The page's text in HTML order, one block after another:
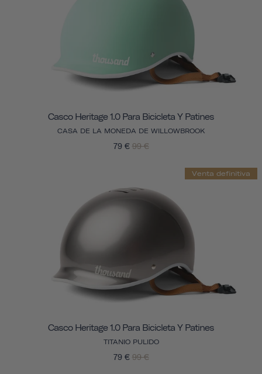
Casco Heritage 1.0 Para Bicicleta Y Patines
CASA DE LA MONEDA DE WILLOWBROOK
79 € 99 €
Venta definitiva
Casco Heritage 1.0 Para Bicicleta Y Patines
TITANIO PULIDO
79 € 99 €